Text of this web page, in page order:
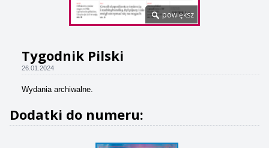
powiększ
Tygodnik Pilski
26.01.2024
Wydania archiwalne.
Dodatki do numeru: